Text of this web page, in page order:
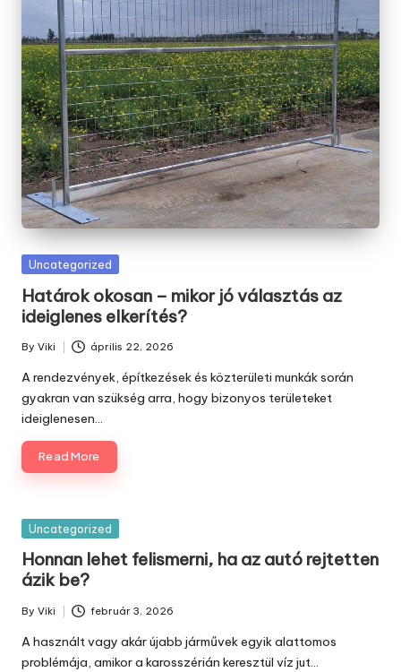
Posted
Uncategorized
Határok okosan – mikor jó választás az
ideiglenes elkerítés?
Posted
by
By Viki április 22, 2026
A rendezvények, építkezések és közterületi munkák során
gyakran van szükség arra, hogy bizonyos területeket
ideiglenesen…
Read More
Posted
Uncategorized
Honnan lehet felismerni, ha az autó rejtetten
ázik be?
Posted
by
By Viki február 3, 2026
A használt vagy akár újabb járművek egyik alattomos
problémája, amikor a karosszérián keresztül víz jut…